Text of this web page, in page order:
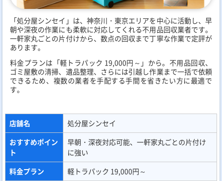
「処分屋シンセイ」は、神奈川・東京エリアを中心に活動し、早
朝や深夜の作業にも柔軟に対応してくれる不用品回収業者です。
一軒家丸ごとの片付けから、数点の回収まで丁寧な作業で定評が
あります。
料金プランは「軽トラパック 19,000円～」から。不用品回収、
ゴミ屋敷の清掃、遺品整理、さらには引越し作業まで一括で依頼
できるため、複数の業者を手配する手間を省きたい方に最適で
す。
店舗名
処分屋シンセイ
おすすめポイン
ト
早朝・深夜対応可能、一軒家丸ごとの片付け
に強い
料金プラン
軽トラパック 19,000円～